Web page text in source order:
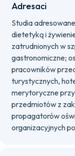
Adresaci
Studia
dietetyką i
zatrudnionych w
gastronomiczne;
pracowników
turystycznych,
merytoryczne
przedmiotów z
propagatorów
organizacyjnych